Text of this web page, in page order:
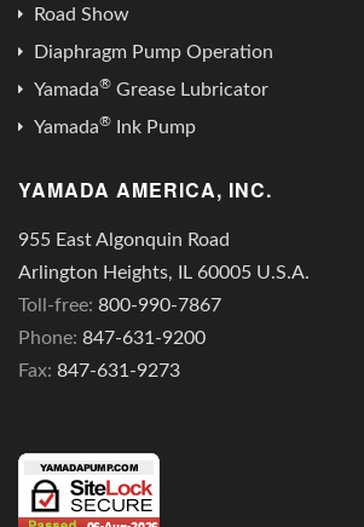
Road Show
Diaphragm Pump Operation
Yamada® Grease Lubricator
Yamada® Ink Pump
YAMADA AMERICA, INC.
955 East Algonquin Road
Arlington Heights, IL 60005 U.S.A.
Toll-free: 800-990-7867
Phone: 847-631-9200
Fax: 847-631-9273